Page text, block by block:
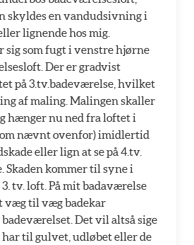
skyldes en vandudsivning i
lignende hos mig.
sig som fugt i venstre hjørne
Der er gradvist
på 3.tv.badeværelse, hvilket
af maling. Malingen skaller
hænger nu ned fra loftet i
nævnt ovenfor) imidlertid
eller lign at se på 4.tv.
Skaden kommer til syne i
tv. loft. På mit badaværelse
væg til væg badekar
Det vil altså sige
til gulvet, udløbet eller de